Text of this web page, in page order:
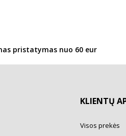
pristatymas nuo 60 eur
KLIENTŲ
Visos prekės